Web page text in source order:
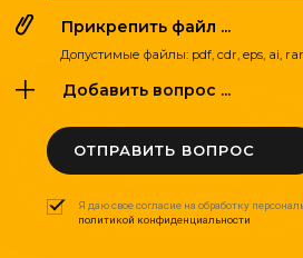
Прикрепить файл ...
Допустимые файлы: pdf, cdr, eps, ai,
Добавить вопрос ...
ОТПРАВИТЬ ВОПРОС
Я даю свое согласие на обработку
политикой конфиденциальности